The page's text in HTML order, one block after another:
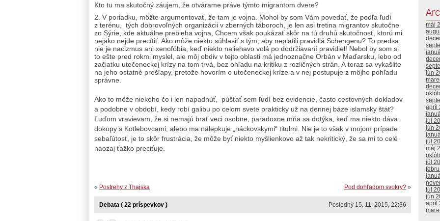
Kto tu ma skutočný záujem, že otvárame práve týmto migrantom dvere?
V poriadku, môžte argumentovať, že tam je vojna. Mohol by som Vám povedať, že podľa ľudí
z terénu, tých dobrovoľných organizácii v zberných táboroch, je len asi tretina migrantov skutočne
zo Sýrie, kde aktuálne prebieha vojna, Chcem však poukázať skôr na tú druhú skutočnosť, ktorú mi
nejako nejde precítiť: Ako môže niekto súhlasiť s tým, aby neplatili pravidlá Schengenu? To predsa
nie je nacizmus ani xenofóbia, keď niekto naliehavo volá po dodržiavaní pravidiel! Nebol by som si
to ešte pred rokmi myslel, ale môj obdiv v tejto oblasti má jednoznačne Orbán v Maďarsku, lebo od
začiatku utečeneckej krízy na tom trvá, bez ohľadu na kritiku z rozličných strán. A teraz sa vykašlite
na jeho ostatné prešľapy, pretože hovorím o utečeneckej kríze a v nej postupuje z môjho pohľadu
správne.
Ako to môže niekoho čo i len napadnúť, púšťať sem ľudí bez evidencie, často cestovných dokladov
a podobne v období, kedy robí galibu po celom svete prakticky už na dennej báze islamsky štát?
Ľuďom vravievam, že si nemajú brať veci osobne, paradoxne mňa sa dotýka, keď ma niekto dáva
dokopy s Kotlebovcami, alebo ma nálepkuje „náckovskymi“ titulmi. Nie je to však v mojom prípade
sebaľútosť, je to skôr frustrácia, že môže byť niekto myšlienkovo až tak nekritický, že sa mi to celé
naozaj ťažko preciťuje.
Pod dohľadom svokry? »
« Postrehy z Thajska
Posledný 15. 11. 2015, 22:36
Debata ( 22 príspevkov )
máj
jún
apríl
júl
jún
júl
máj
júl
júl
jún
apríl